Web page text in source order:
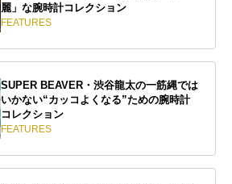
麗」な腕時計コレクション
FEATURES
SUPER BEAVER・渋谷龍太の一筋縄では
いかない“カッコよくなる”ための腕時計
コレクション
FEATURES